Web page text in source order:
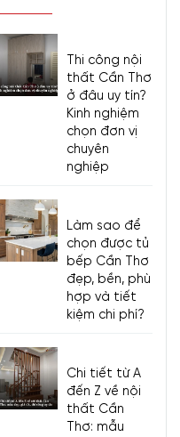
Thi công nội
thất Cần Thơ
ở đâu uy tín?
Kinh nghiệm
chọn đơn vị
chuyên
nghiệp
Làm sao để
chọn được tủ
bếp Cần Thơ
đẹp, bền, phù
hợp và tiết
kiệm chi phí?
Chi tiết từ A
đến Z về nội
thất Cần
Thơ: mẫu